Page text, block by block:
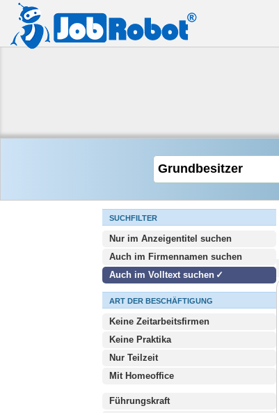
SUCHFILTER
Nur im Anzeigentitel suchen
Auch im Firmennamen suchen
Auch im Volltext suchen
ART DER BESCHÄFTIGUNG
Keine Zeitarbeitsfirmen
Keine Praktika
Nur Teilzeit
Mit Homeoffice
Führungskraft